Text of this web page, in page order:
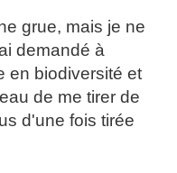
grue, mais je ne
demandé à
en biodiversité et
de me tirer de
d'une fois tirée